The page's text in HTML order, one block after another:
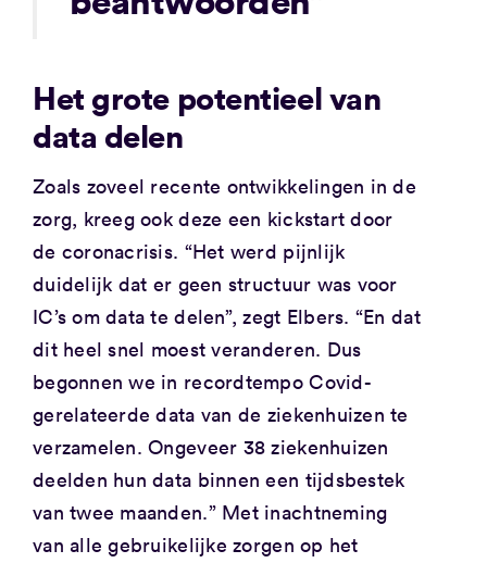
Het grote potentieel van
data delen
Zoals zoveel recente ontwikkelingen in de
zorg, kreeg ook deze een kickstart door
de coronacrisis. “Het werd pijnlijk
duidelijk dat er geen structuur was voor
IC’s om data te delen”, zegt Elbers. “En dat
dit heel snel moest veranderen. Dus
begonnen we in recordtempo Covid-
gerelateerde data van de ziekenhuizen te
verzamelen. Ongeveer 38 ziekenhuizen
deelden hun data binnen een tijdsbestek
van twee maanden.” Met inachtneming
van alle gebruikelijke zorgen op het